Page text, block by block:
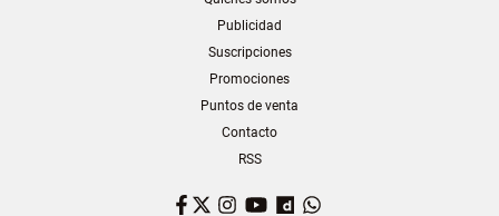
Publicidad
Suscripciones
Promociones
Puntos de venta
Contacto
RSS
Facebook
TwitterInstagram
YouTubeDailymotion